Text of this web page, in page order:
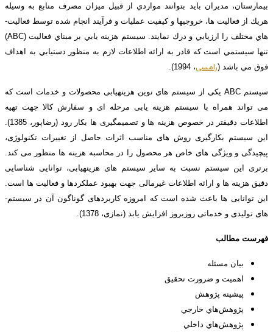
بيمارستان، مديران بايد بتوانند مواردي از قبيل ميزان مصرف منابع به وسيله
هريك از فعاليت ­ها، خروجي­ها و كيفيت عمليات و فرآيند انجام شده توسط فعاليت­
هاي مختلف را ارزيابي و درك نمايند. سيستم هزينه­­ يابي بر مبناي فعاليت (ABC)
تنها سيستمي است كه قادر به ارائه اطلاعات لازم به منظور دستيابي به اهداف
فوق مي­ باشد (رامسی، 1994).
سیستم ABC یکی از سیستم ­های نوین هزینه­یابی محصولات و خدمات است که
می­ تواند همراه با سیستم هزینه ­یابی مرحله­ ای و سفارش کالا جهت تهیه
اطلاعات دقیق­تر در خصوص هزینه­ ها و تصمیم­گیری­ ها بکار رود (رضاپور، 1385).
این سیستم بکارگیری روش­ های مناسب اثرات حاصل از تغییرات تکنولوژی،
پیچیدگی و ویژگی­ های خاص هر محصول را در محاسبه هزینه­ ها منظور می ­کند.
برتری این سیستم نسبت به سایر سیستم­ های هزینه­یابی، توانایی شناسایی
دقیق هزینه­ ها و ارائه اطلاعات غیرمالی جهت بهبود عملکردها و فعالیت­ ها است.
این توانایی­ ها باعث شده است که امروزه کاربردهای گوناگون آن در سیستم­
های تولیدی و خدماتی روزبروز افزایش یابد (نمازی، 1378).
فهرست مطالب
بیان مسئله
اهمیت و ضرورت تحقیق
پيشينه‌ پژوهش
پژوهش‌هاي خارجي
پژوهش‌هاي داخلي